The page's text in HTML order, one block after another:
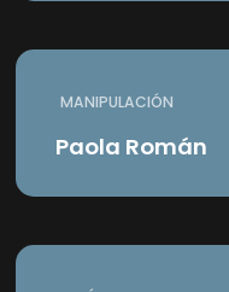
MANIPULACIÓN
Paola Román